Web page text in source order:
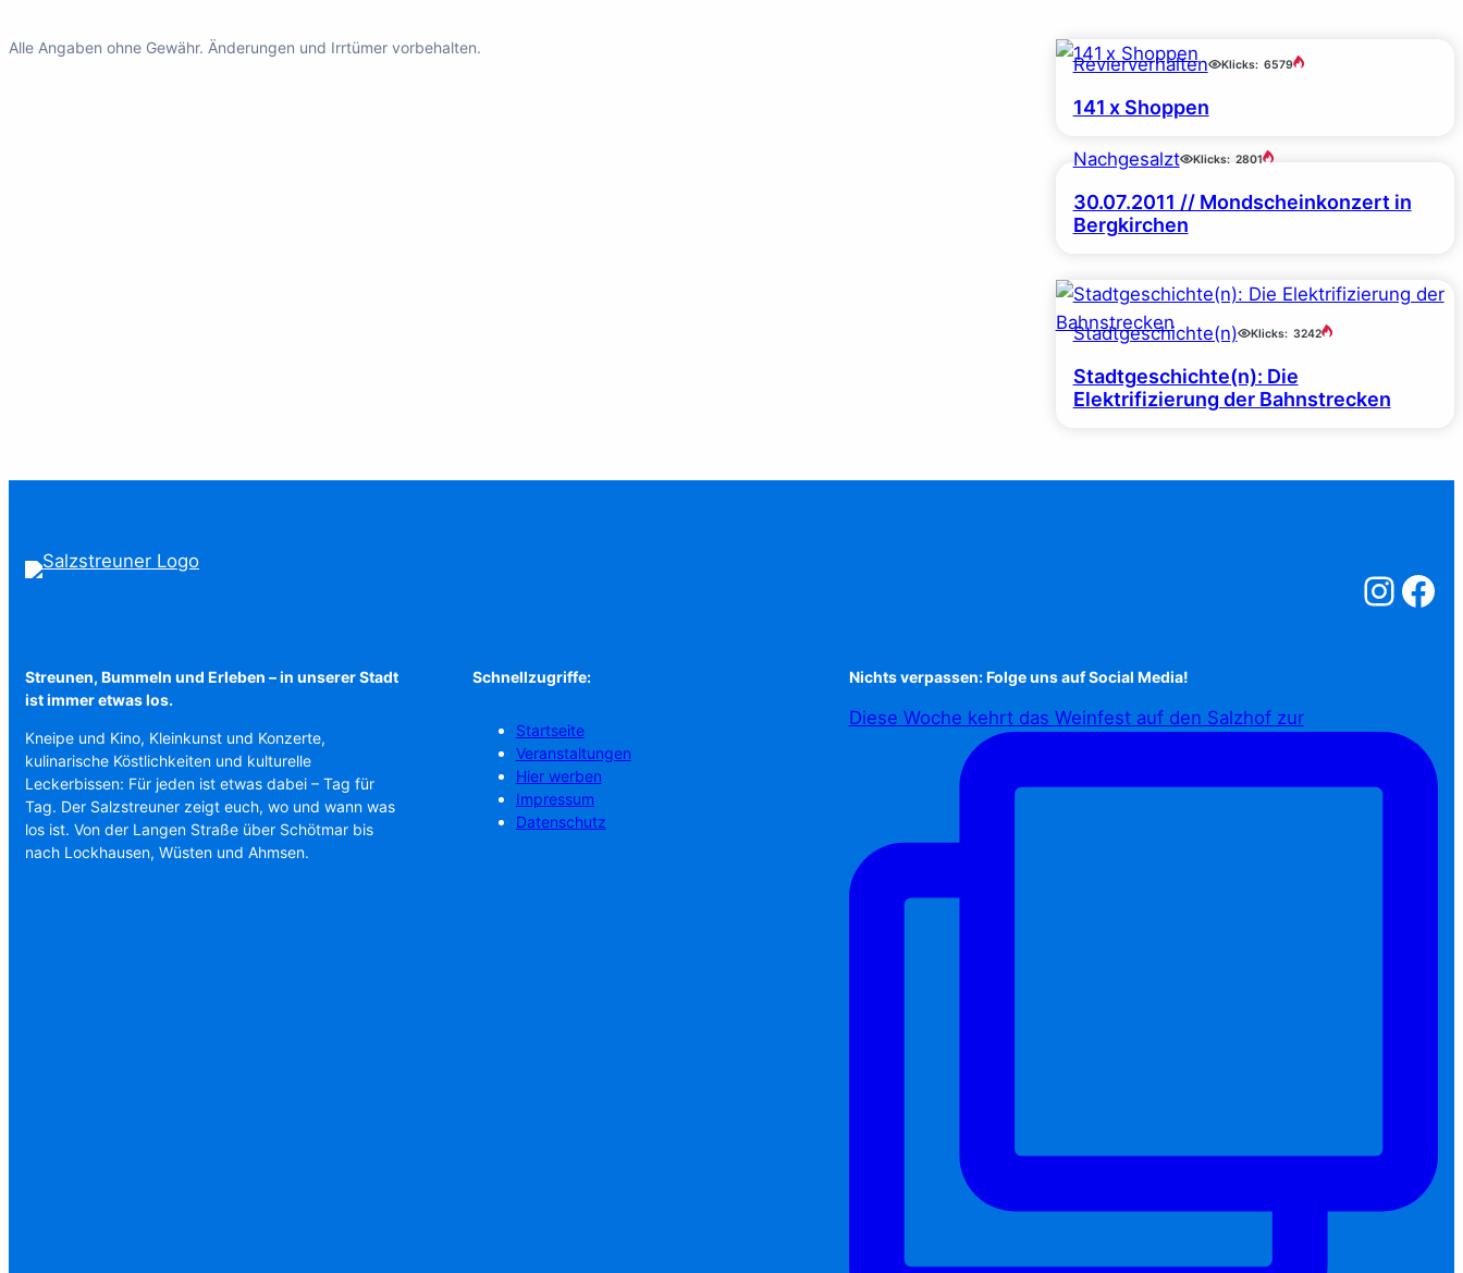
Alle Angaben ohne Gewähr. Änderungen und Irrtümer vorbehalten.
Revierverhalten Klicks: 6579
141 x Shoppen
Nachgesalzt Klicks: 2801
30.07.2011 // Mondscheinkonzert in
Bergkirchen
Stadtgeschichte(n) Klicks: 3242
Stadtgeschichte(n): Die
Elektrifizierung der Bahnstrecken
Salzstreuner
Streunen, Bummeln und Erleben – in unserer Stadt
ist immer etwas los.
Kneipe und Kino, Kleinkunst und Konzerte,
kulinarische Köstlichkeiten und kulturelle
Leckerbissen: Für jeden ist etwas dabei – Tag für
Tag. Der Salzstreuner zeigt euch, wo und wann was
los ist. Von der Langen Straße über Schötmar bis
nach Lockhausen, Wüsten und Ahmsen.
Schnellzugriffe:
Startseite
Veranstaltungen
Hier werben
Impressum
Datenschutz
Nichts verpassen: Folge uns auf Social Media!
Diese Woche kehrt das Weinfest auf den Salzhof zur